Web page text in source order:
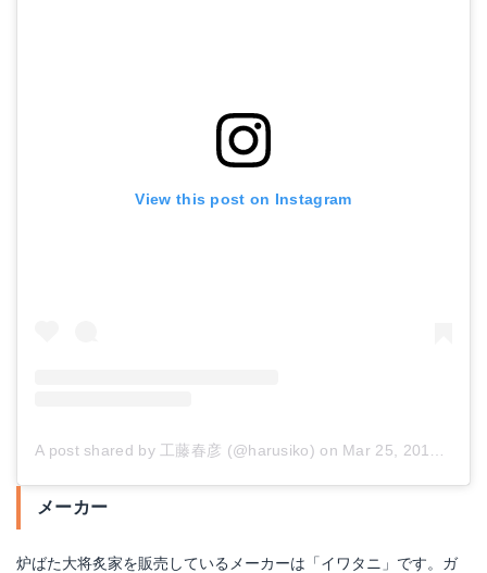
View this post on Instagram
A post shared by 工藤春彦 (@harusiko) on Mar 25, 2018 at 3:30am PDT
メーカー
炉ばた大将炙家を販売しているメーカーは「イワタニ」です。ガ